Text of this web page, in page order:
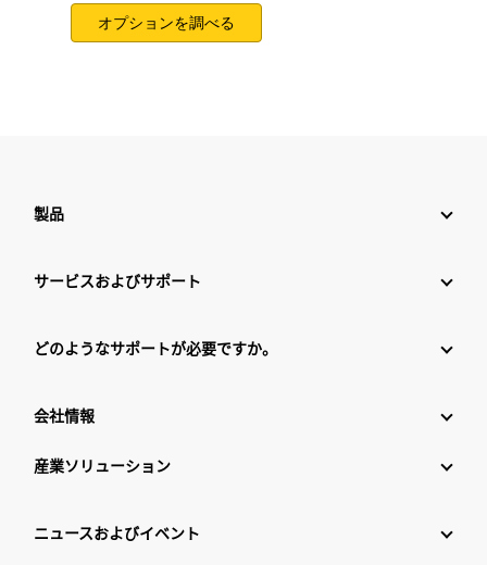
オプションを調べる
製品
サービスおよびサポート
どのようなサポートが必要ですか。
会社情報
産業ソリューション
ニュースおよびイベント